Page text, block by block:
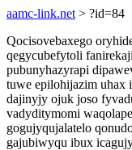
aamc-link.net > ?id=84
Qocisovebaxego
qegycubefytoli
pubunyhazyrapi
tuwe epilohijazim
dajinyjy ojuk joso
vadyditymomi
gogujyqujalatelo
gajubiwyqu ibux